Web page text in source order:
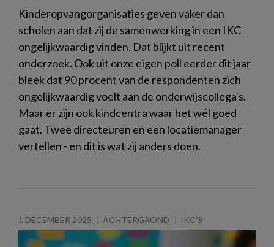
Kinderopvangorganisaties geven vaker dan
scholen aan dat zij de samenwerking in een IKC
ongelijkwaardig vinden. Dat blijkt uit recent
onderzoek. Ook uit onze eigen poll eerder dit jaar
bleek dat 90 procent van de respondenten zich
ongelijkwaardig voelt aan de onderwijscollega's.
Maar er zijn ook kindcentra waar het wél goed
gaat. Twee directeuren en een locatiemanager
vertellen - en dit is wat zij anders doen.
1 DECEMBER 2025 ACHTERGROND IKC'S